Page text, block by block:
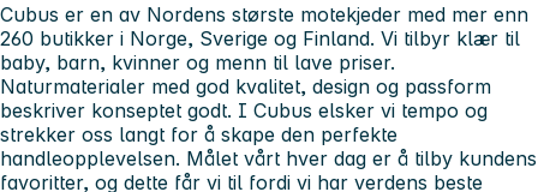
Cubus er en av Nordens største motekjeder med mer enn
260 butikker i Norge, Sverige og Finland. Vi tilbyr klær til
baby, barn, kvinner og menn til lave priser.
Naturmaterialer med god kvalitet, design og passform
beskriver konseptet godt. I Cubus elsker vi tempo og
strekker oss langt for å skape den perfekte
handleopplevelsen. Målet vårt hver dag er å tilby kundens
favoritter, og dette får vi til fordi vi har verdens beste